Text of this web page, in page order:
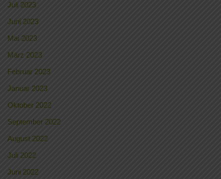
Juli 2023
Juni 2023
Mai 2023
März 2023
Februar 2023
Januar 2023
Oktober 2022
September 2022
August 2022
Juli 2022
Juni 2022